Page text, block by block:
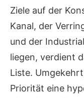
Ziele auf der
Kanal, der
und der
liegen, verdient
Liste.
Priorität eine